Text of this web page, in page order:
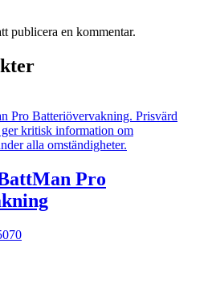
publicera en kommentar.
Pro